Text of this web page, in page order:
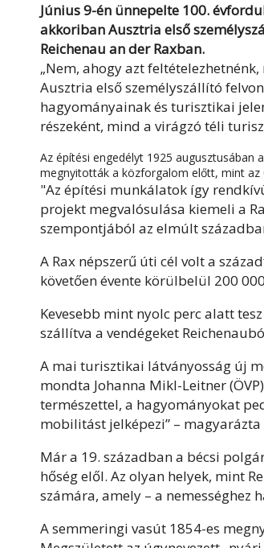
Június 9-én ünnepelte 100.
akkoriban Ausztria első
Reichenau an der Raxban.
„Nem, ahogy azt
Ausztria első személyszállító
hagyományainak és turisztikai
részeként, mind a virágzó téli
Az építési engedélyt 1925 augusztusában
megnyitották a közforgalom előtt, mint az
"Az építési munkálatok így
projekt megvalósulása kiemeli a
szempontjából az elmúlt
A Rax népszerű úti cél volt a
követően évente körülbelül 200
Kevesebb mint nyolc perc alatt
szállítva a vendégeket
A mai turisztikai látványosság új
mondta Johanna Mikl-Leitner
természettel, a hagyományokat
mobilitást jelképezi” –
Már a 19. században a bécsi
hőség elől. Az olyan helyek, mint
számára, amely – a
A semmeringi vasút 1854-es